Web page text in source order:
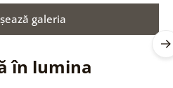
în lumina
galeria